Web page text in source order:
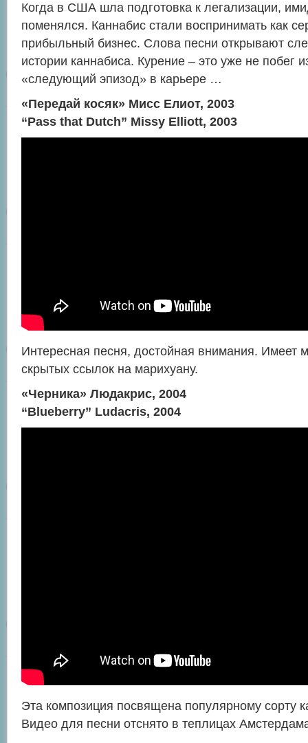
Когда в США шла подготовка к легализации,
поменялся. Каннабис стали воспринимать как
прибыльный бизнес. Слова песни открывают
истории каннабиса. Курение – это уже не побег
«следующий эпизод» в карьере …
«Передай косяк» Мисс Елиот, 2003
“Pass that Dutch” Missy Elliott, 2003
Интересная песня, достойная внимания. Имеет
скрытых ссылок на марихуану.
«Черника» Людакрис, 2004
“Blueberry” Ludacris, 2004
Эта композиция посвящена популярному сорту
Видео для песни отснято в теплицах